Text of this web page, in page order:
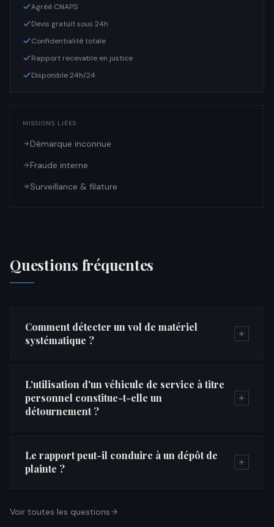
Agréé CNAPS
Devis gratuit sous 24h
Confidentialité totale
Rapport recevable en justice
Disponible 24h/24
MISSIONS LIÉES
Démarque inconnue
Fraude interne
Surveillance & filature
Questions fréquentes
Comment détecter un vol de matériel
systématique ?
L'utilisation d'un véhicule de service à titre
personnel constitue-t-elle un
détournement ?
Le rapport peut-il conduire à un dépôt de
plainte ?
Voir toutes les questions